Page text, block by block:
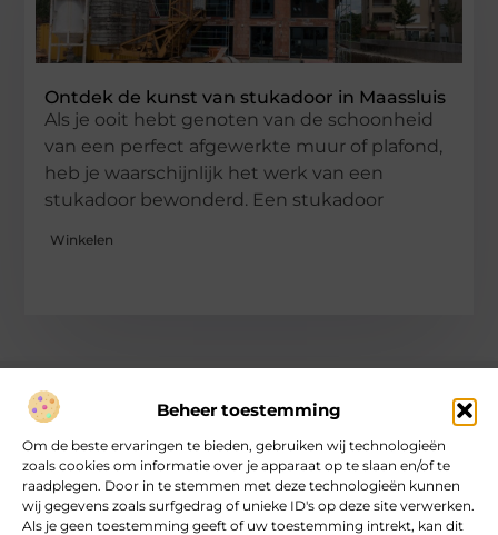
Beheer toestemming
Om de beste ervaringen te bieden, gebruiken wij technologieën
zoals cookies om informatie over je apparaat op te slaan en/of te
raadplegen. Door in te stemmen met deze technologieën kunnen
wij gegevens zoals surfgedrag of unieke ID's op deze site verwerken.
Als je geen toestemming geeft of uw toestemming intrekt, kan dit
Ontdek de kunst van stukadoor in Maassluis
Als je ooit hebt genoten van de schoonheid
van een perfect afgewerkte muur of plafond,
heb je waarschijnlijk het werk van een
stukadoor bewonderd. Een stukadoor
Winkelen
Over heartcoaching
Jouw gids voor inspiratie en tips uit het dagelijks leven.
Ontdek een brede verzameling blogs en artikelen die je helpen
om het meeste uit elke dag te halen, met praktische adviezen
en verrassende inzichten.